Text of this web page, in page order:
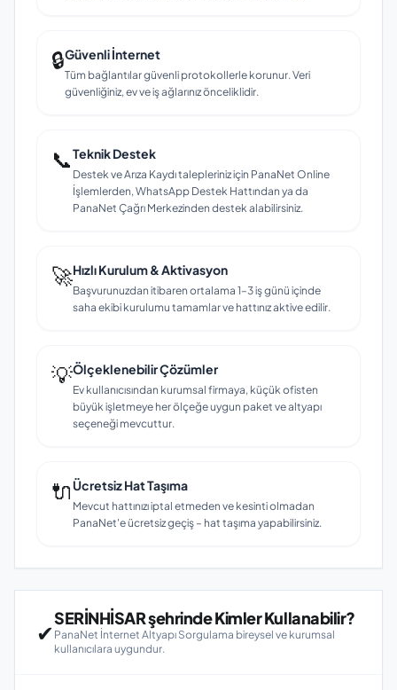
🔒Güvenli İnternet
Tüm bağlantılar güvenli protokollerle korunur. Veri
güvenliğiniz, ev ve iş ağlarınız önceliklidir.
📞Teknik Destek
Destek ve Arıza Kaydı talepleriniz için PanaNet Online
İşlemlerden, WhatsApp Destek Hattından ya da
PanaNet Çağrı Merkezinden destek alabilirsiniz.
🚀Hızlı Kurulum & Aktivasyon
Başvurunuzdan itibaren ortalama 1–3 iş günü içinde
saha ekibi kurulumu tamamlar ve hattınız aktive edilir.
💡Ölçeklenebilir Çözümler
Ev kullanıcısından kurumsal firmaya, küçük ofisten
büyük işletmeye her ölçeğe uygun paket ve altyapı
seçeneği mevcuttur.
🔌Ücretsiz Hat Taşıma
Mevcut hattınızı iptal etmeden ve kesinti olmadan
PanaNet'e ücretsiz geçiş – hat taşıma yapabilirsiniz.
✔
SERİNHİSAR şehrinde Kimler Kullanabilir?
PanaNet İnternet Altyapı Sorgulama bireysel ve kurumsal
kullanıcılara uygundur.